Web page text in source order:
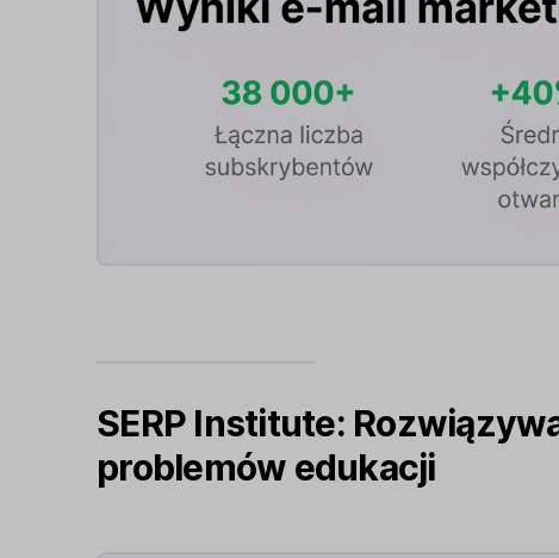
SERP Institute:
problemów edukacji